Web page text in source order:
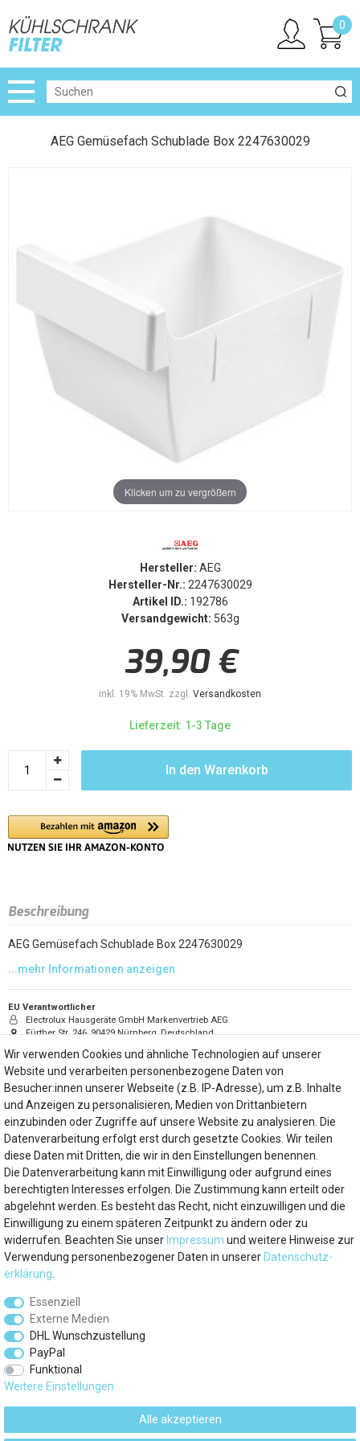
0
AEG Gemüsefach Schublade Box 2247630029
Klicken um zu vergrößern
Hersteller: AEG
Hersteller-Nr.: 2247630029
Artikel ID.: 192786
Versandgewicht: 563g
39,90 €
inkl. 19% MwSt. zzgl. Versandkosten
Lieferzeit: 1-3 Tage
In den Warenkorb
Beschreibung
AEG Gemüsefach Schublade Box 2247630029
EU Verantwortlicher
Electrolux Hausgeräte GmbH Markenvertrieb AEG
Fürther Str. 246, 90429 Nürnberg, Deutschland
(0911) 323-0
Hersteller
AEG
Mein Konto
Über uns
Besuchen Sie auch
Service
Marken
Zahlungsarten
Wir verwenden Cookies und ähnliche Technologien auf unserer
Website und verarbeiten personenbezogene Daten von
Besucher:innen unserer Webseite (z.B. IP-Adresse), um z.B. Inhalte
und Anzeigen zu personalisieren, Medien von Drittanbietern
einzubinden oder Zugriffe auf unsere Website zu analysieren. Die
Datenverarbeitung erfolgt erst durch gesetzte Cookies. Wir teilen
diese Daten mit Dritten, die wir in den Einstellungen benennen.
Die Datenverarbeitung kann mit Einwilligung oder aufgrund eines
berechtigten Interesses erfolgen. Die Zustimmung kann erteilt oder
abgelehnt werden. Es besteht das Recht, nicht einzuwilligen und die
Einwilligung zu einem späteren Zeitpunkt zu ändern oder zu
widerrufen. Beachten Sie unser Impressum und weitere Hinweise zur
Verwendung personenbezogener Daten in unserer Daten­schutz­
erklärung
Essenziell
Externe Medien
DHL Wunschzustellung
PayPal
Funktional
Weitere Einstellungen
Alle akzeptieren